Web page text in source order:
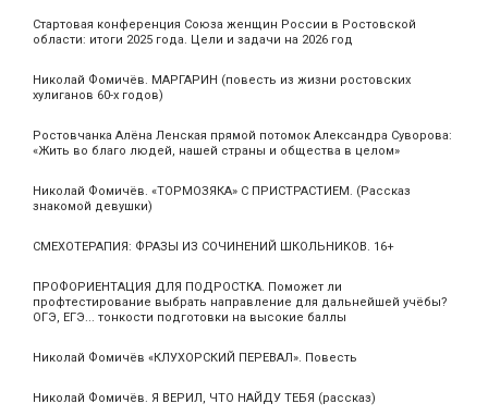
Стартовая конференция Союза женщин России в Ростовской
области: итоги 2025 года. Цели и задачи на 2026 год
Николай Фомичёв. МАРГАРИН (повесть из жизни ростовских
хулиганов 60-х годов)
Ростовчанка Алёна Ленская прямой потомок Александра Суворова:
«Жить во благо людей, нашей страны и общества в целом»
Николай Фомичёв. «ТОРМОЗЯКА» С ПРИСТРАСТИЕМ. (Рассказ
знакомой девушки)
СМЕХОТЕРАПИЯ: ФРАЗЫ ИЗ СОЧИНЕНИЙ ШКОЛЬНИКОВ. 16+
ПРОФОРИЕНТАЦИЯ ДЛЯ ПОДРОСТКА. Поможет ли
профтестирование выбрать направление для дальнейшей учёбы?
ОГЭ, ЕГЭ... тонкости подготовки на высокие баллы
Николай Фомичёв «КЛУХОРСКИЙ ПЕРЕВАЛ». Повесть
Николай Фомичёв. Я ВЕРИЛ, ЧТО НАЙДУ ТЕБЯ (рассказ)